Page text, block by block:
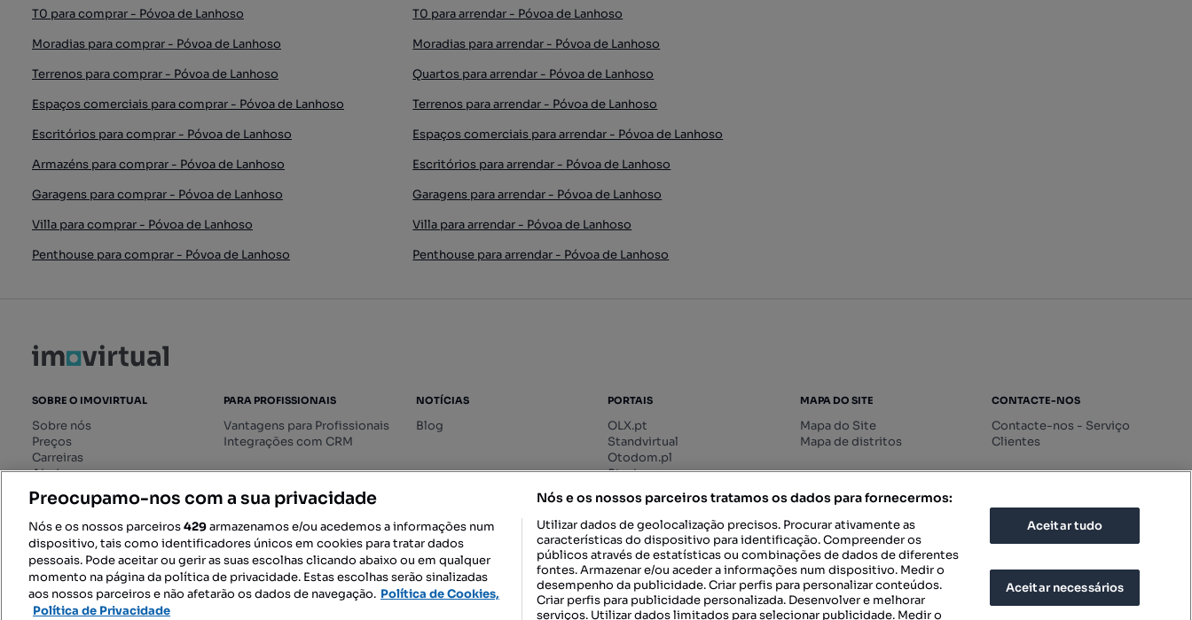
T0 para comprar - Póvoa de Lanhoso
Moradias para comprar - Póvoa de Lanhoso
Terrenos para comprar - Póvoa de Lanhoso
Espaços comerciais para comprar - Póvoa de Lanhoso
Escritórios para comprar - Póvoa de Lanhoso
Armazéns para comprar - Póvoa de Lanhoso
Garagens para comprar - Póvoa de Lanhoso
Villa para comprar - Póvoa de Lanhoso
Penthouse para comprar - Póvoa de Lanhoso
T0 para arrendar - Póvoa de Lanhoso
Moradias para arrendar - Póvoa de Lanhoso
Quartos para arrendar - Póvoa de Lanhoso
Terrenos para arrendar - Póvoa de Lanhoso
Espaços comerciais para arrendar - Póvoa de Lanhoso
Escritórios para arrendar - Póvoa de Lanhoso
Garagens para arrendar - Póvoa de Lanhoso
Villa para arrendar - Póvoa de Lanhoso
Penthouse para arrendar - Póvoa de Lanhoso
SOBRE O IMOVIRTUAL
Sobre nós
Preços
Carreiras
Ajuda
Livro de Reclamações online
Regulamento dos Serviços
Digitais
PARA PROFISSIONAIS
Vantagens para Profissionais
Integrações com CRM
NOTÍCIAS
Blog
PORTAIS
OLX.pt
Standvirtual
Otodom.pl
Storia.ro
MAPA DO SITE
Mapa do Site
Mapa de distritos
CONTACTE-NOS
Contacte-nos - Serviço
Clientes
SIGA-NOS: DESCARREGAR NA:
Preocupamo-nos com a sua privacidade
Nós e os nossos parceiros429armazenamos e/ou acedemos a informações num
dispositivo, tais como identificadores únicos em cookies para tratar dados
pessoais. Pode aceitar ou gerir as suas escolhas clicando abaixo ou em qualquer
momento na página da política de privacidade. Estas escolhas serão sinalizadas
aos nossos parceiros e não afetarão os dados de navegação. Política de Cookies,
Política de Privacidade
Nós e os nossos parceiros tratamos os dados para fornecermos:
Utilizar dados de geolocalização precisos. Procurar ativamente as
características do dispositivo para identificação. Compreender os
públicos através de estatísticas ou combinações de dados de diferentes
fontes. Armazenar e/ou aceder a informações num dispositivo. Medir o
desempenho da publicidade. Criar perfis para personalizar conteúdos.
Criar perfis para publicidade personalizada. Desenvolver e melhorar
serviços. Utilizar dados limitados para selecionar publicidade. Medir o
Aceitar tudo
Aceitar necessários